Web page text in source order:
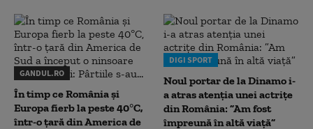
GANDUL.RO
În timp ce România și
Europa fierb la peste 40°C,
într-o țară din America de
DIGI SPORT
Noul portar de la Dinamo i-
a atras atenția unei actrițe
din România: ”Am fost
împreună în altă viață”